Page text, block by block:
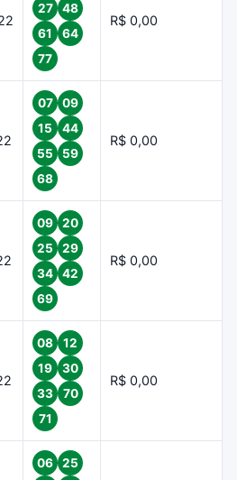
27
48
61
64
77
R$ 0,00
07
09
15
44
55
59
68
R$ 0,00
09
20
25
29
34
42
69
R$ 0,00
08
12
19
30
33
70
71
R$ 0,00
06
25